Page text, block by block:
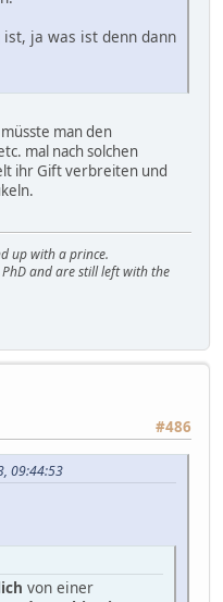
ja was ist denn dann
man den
mal nach solchen
ihr Gift verbreiten und
up with a prince.
and are still left with the
#486
09:44:53
von einer